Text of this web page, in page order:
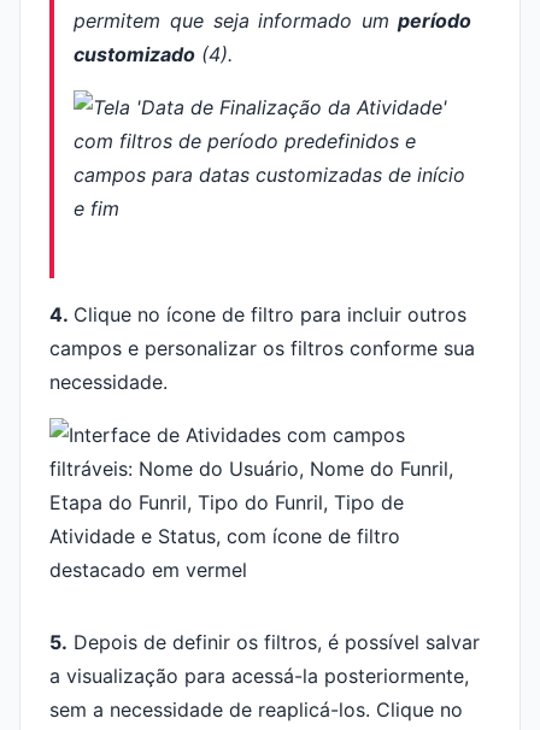
permitem que seja informado um período
customizado (4).
4. Clique no ícone de filtro para incluir outros
campos e personalizar os filtros conforme sua
necessidade.
5. Depois de definir os filtros, é possível salvar
a visualização para acessá-la posteriormente,
sem a necessidade de reaplicá-los. Clique no